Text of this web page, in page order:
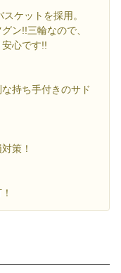
ケットを採用。
ン!!三輪なので、
心です!!
持ち手付きのサド
策！